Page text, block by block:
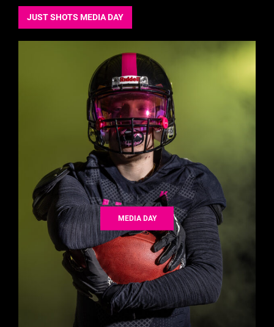
JUST SHOTS MEDIA DAY
MEDIA DAY